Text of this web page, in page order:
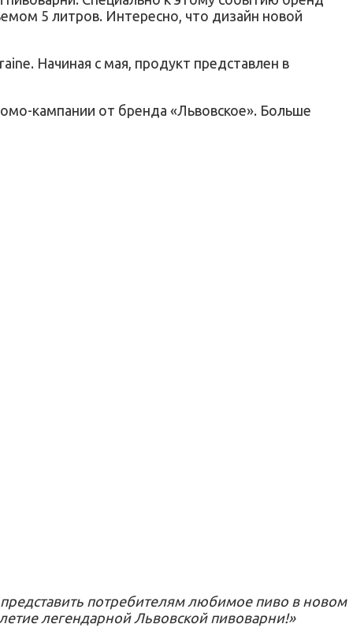
5 литров. Интересно, что дизайн новой
Начиная с мая, продукт представлен в
кампании от бренда «Львовское». Больше
потребителям любимое пиво в новом
легендарной Львовской пивоварни!»